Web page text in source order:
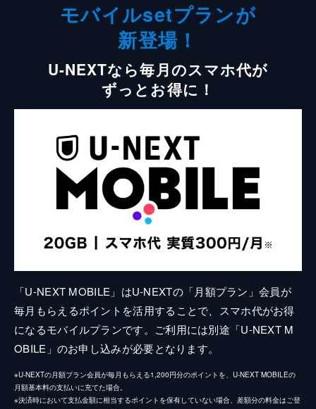
モバイルsetプランが
新登場！
U-NEXTなら毎月のスマホ代が
ずっとお得に！
「U-NEXT MOBILE」はU-NEXTの「月額プラン」会員が
毎月もらえるポイントを活用することで、スマホ代がお得
になるモバイルプランです。ご利用には別途「U-NEXT M
OBILE」のお申し込みが必要となります。
※U-NEXTの月額プラン会員が毎月もらえる1,200円分のポイントを、U-NEXT MOBILEの
月額基本料の支払いに充てた場合。
※決済時において支払金額に相当するポイントを保有していない場合、差額分の料金はご登